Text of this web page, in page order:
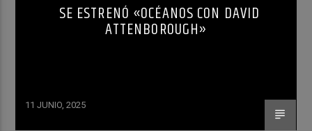
SE ESTRENÓ «OCÉANOS CON DAVID
ATTENBOROUGH»
11 JUNIO, 2025